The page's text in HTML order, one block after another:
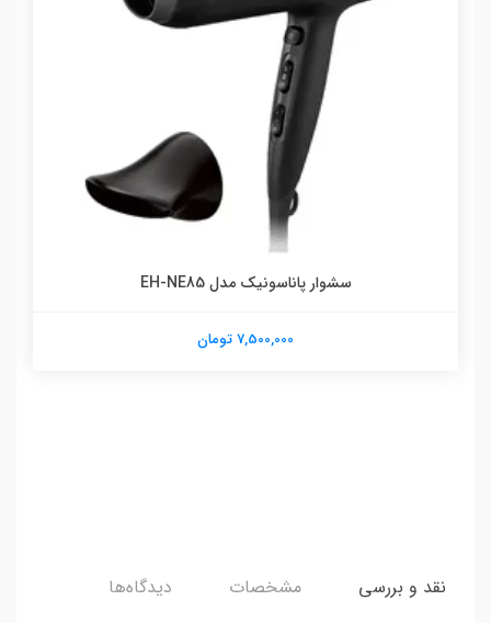
سشوار پاناسونیک مدل EH-NE85
7,500,000 تومان
نقد و بررسی مشخصات دیدگاه‌ها